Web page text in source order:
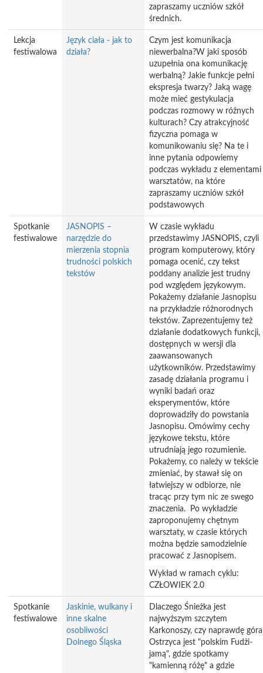
zapraszamy uczniów szkół
średnich.
Lekcja
festiwalowa
Język ciała - jak to
działa?
Czym jest komunikacja
niewerbalna?W jaki sposób
uzupełnia ona komunikację
werbalną? Jakie funkcje pełni
ekspresja twarzy? Jaką wagę
może mieć gestykulacja
podczas rozmowy w różnych
kulturach? Czy atrakcyjność
fizyczna pomaga w
komunikowaniu się? Na te i
inne pytania odpowiemy
podczas wykładu z elementami
warsztatów, na które
zapraszamy uczniów szkół
podstawowych
Spotkanie
festiwalowe
JASNOPIS –
narzędzie do
mierzenia stopnia
trudności polskich
tekstów
W czasie wykładu
przedstawimy JASNOPIS, czyli
program komputerowy, który
pomaga ocenić, czy tekst
poddany analizie jest trudny
pod względem językowym.
Pokażemy działanie Jasnopisu
na przykładzie różnorodnych
tekstów. Zaprezentujemy też
działanie dodatkowych funkcji,
dostępnych w wersji dla
zaawansowanych
użytkowników. Przedstawimy
zasadę działania programu i
wyniki badań oraz
eksperymentów, które
doprowadziły do powstania
Jasnopisu. Omówimy cechy
językowe tekstu, które
utrudniają jego rozumienie.
Pokażemy, co należy w tekście
zmieniać, by stawał się on
łatwiejszy w odbiorze, nie
tracąc przy tym nic ze swego
znaczenia. Po wykładzie
zaproponujemy chętnym
warsztaty, w czasie których
można będzie samodzielnie
pracować z Jasnopisem.
Wykład w ramach cyklu:
CZŁOWIEK 2.0
Spotkanie
festiwalowe
Jaskinie, wulkany i
inne skalne
osobliwości
Dolnego Śląska
Dlaczego Śnieżka jest
najwyższym szczytem
Karkonoszy, czy naprawdę góra
Ostrzyca jest "polskim Fudżi-
jamą", gdzie spotkamy
"kamienną różę" a gdzie